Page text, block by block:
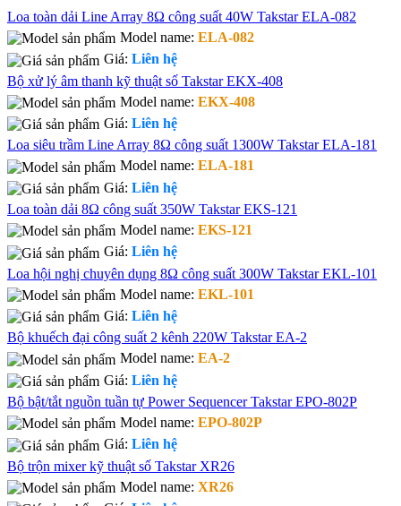
Loa toàn dải Line Array 8Ω công suất 40W Takstar ELA-082
Model name: ELA-082
Giá: Liên hệ
Bộ xử lý âm thanh kỹ thuật số Takstar EKX-408
Model name: EKX-408
Giá: Liên hệ
Loa siêu trầm Line Array 8Ω công suất 1300W Takstar ELA-181
Model name: ELA-181
Giá: Liên hệ
Loa toàn dải 8Ω công suất 350W Takstar EKS-121
Model name: EKS-121
Giá: Liên hệ
Loa hội nghị chuyên dụng 8Ω công suất 300W Takstar EKL-101
Model name: EKL-101
Giá: Liên hệ
Bộ khuếch đại công suất 2 kênh 220W Takstar EA-2
Model name: EA-2
Giá: Liên hệ
Bộ bật/tắt nguồn tuần tự Power Sequencer Takstar EPO-802P
Model name: EPO-802P
Giá: Liên hệ
Bộ trộn mixer kỹ thuật số Takstar XR26
Model name: XR26